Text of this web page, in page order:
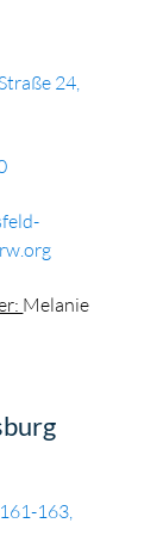
24,
Melanie
163,